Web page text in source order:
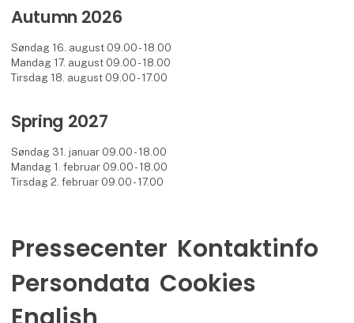
Autumn 2026
Søndag 16. august 09.00 - 18.00
Mandag 17. august 09.00 - 18.00
Tirsdag 18. august 09.00 - 17.00
Spring 2027
Søndag 31. januar 09.00 - 18.00
Mandag 1. februar 09.00 - 18.00
Tirsdag 2. februar 09.00 - 17.00
Pressecenter Kontaktinfo
Persondata Cookies